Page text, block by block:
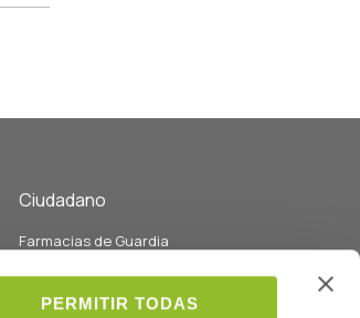
PERMITIR TODAS
Ciudadano
Farmacias de Guardia
Listado de colegiados